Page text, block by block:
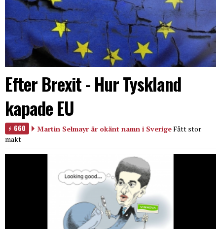
Efter Brexit - Hur Tyskland
kapade EU
660 Martin Selmayr är okänt namn i SverigeFått stor
makt